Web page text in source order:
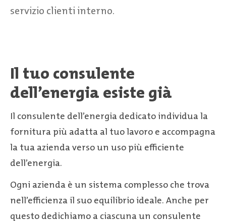
servizio clienti interno.
Il tuo consulente
dell’energia esiste già
Il consulente dell’energia dedicato individua la
fornitura più adatta al tuo lavoro e accompagna
la tua azienda verso un uso più efficiente
dell’energia.
Ogni azienda è un sistema complesso che trova
nell’efficienza il suo equilibrio ideale. Anche per
questo dedichiamo a ciascuna un consulente